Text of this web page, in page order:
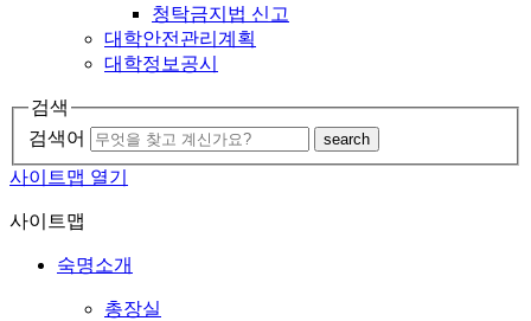
청탁금지법 신고
대학안전관리계획
대학정보공시
검색
검색어
search
사이트맵 열기
사이트맵
숙명소개
총장실